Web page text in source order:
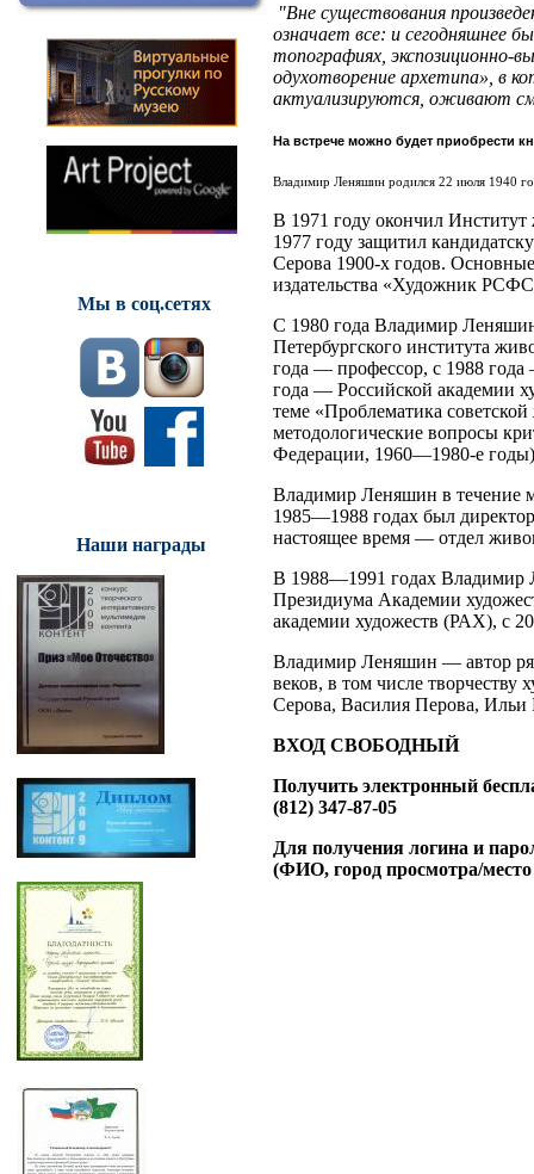
Мы в соц.сетях
Наши награды
"Вне существования
означает все: и сегодняшнее
топографиях, экспозиционно-
одухотворение архетипа», в
актуализируются, оживают
На встрече можно будет приобрести
Владимир Леняшин родился 22 июля 1940
В 1971 году окончил
1977 году защитил
Серова 1900-х годов.
издательства «Художник
С 1980 года Владимир
Петербургского института
года — профессор, с 1988
года — Российской академии
теме «Проблематика
методологические вопросы
Федерации, 1960—1980-е
Владимир Леняшин в течение
1985—1988 годах был
настоящее время — отдел
В 1988—1991 годах Владимир
Президиума Академии
академии художеств (РАХ), с
Владимир Леняшин — автор
веков, в том числе творчеству
Серова, Василия Перова,
ВХОД СВОБОДНЫЙ
Получить электронный
(812) 347-87-05
Для получения логина и
(ФИО, город просмотра/